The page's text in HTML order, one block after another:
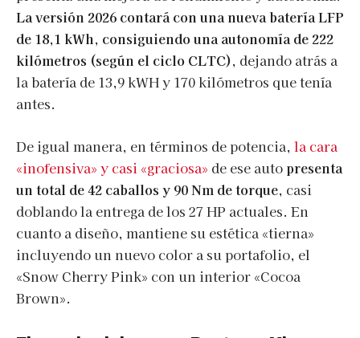
La versión 2026 contará con una nueva batería LFP
de 18,1 kWh, consiguiendo una autonomía de 222
kilómetros (según el ciclo CLTC), dejando atrás a
la batería de 13,9 kWH y 170 kilómetros que tenía
antes.
De igual manera, en términos de potencia, la cara
«inofensiva» y casi «graciosa» de ese auto presenta
un total de 42 caballos y 90 Nm de torque, casi
doblando la entrega de los 27 HP actuales. En
cuanto a diseño, mantiene su estética «tierna»
incluyendo un nuevo color a su portafolio, el
«Snow Cherry Pink» con un interior «Cocoa
Brown».